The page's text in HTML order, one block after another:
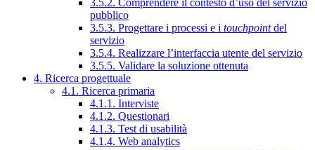
pubblico
3.5.3. Progettare i processi e i touchpointdel
servizio
3.5.4. Realizzare l’interfaccia utente del servizio
3.5.5. Validare la soluzione ottenuta
4. Ricerca progettuale
4.1. Ricerca primaria
4.1.1. Interviste
4.1.2. Questionari
4.1.3. Test di usabilità
4.1.4. Web analytics